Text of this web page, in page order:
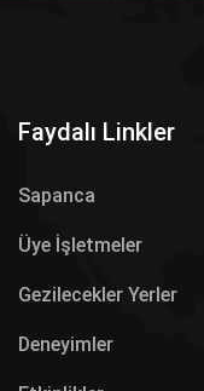
Faydalı Linkler
Sapanca
Üye İşletmeler
Gezilecekler Yerler
Deneyimler